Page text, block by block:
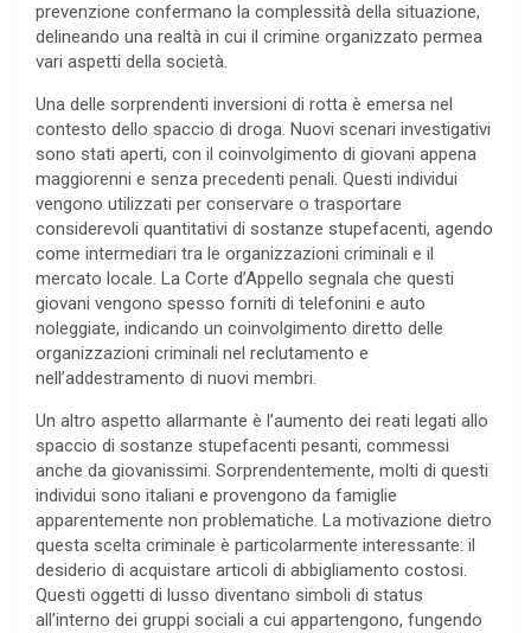
prevenzione confermano la complessità della situazione,
delineando una realtà in cui il crimine organizzato permea
vari aspetti della società.
Una delle sorprendenti inversioni di rotta è emersa nel
contesto dello spaccio di droga. Nuovi scenari investigativi
sono stati aperti, con il coinvolgimento di giovani appena
maggiorenni e senza precedenti penali. Questi individui
vengono utilizzati per conservare o trasportare
considerevoli quantitativi di sostanze stupefacenti, agendo
come intermediari tra le organizzazioni criminali e il
mercato locale. La Corte d’Appello segnala che questi
giovani vengono spesso forniti di telefonini e auto
noleggiate, indicando un coinvolgimento diretto delle
organizzazioni criminali nel reclutamento e
nell’addestramento di nuovi membri.
Un altro aspetto allarmante è l’aumento dei reati legati allo
spaccio di sostanze stupefacenti pesanti, commessi
anche da giovanissimi. Sorprendentemente, molti di questi
individui sono italiani e provengono da famiglie
apparentemente non problematiche. La motivazione dietro
questa scelta criminale è particolarmente interessante: il
desiderio di acquistare articoli di abbigliamento costosi.
Questi oggetti di lusso diventano simboli di status
all’interno dei gruppi sociali a cui appartengono, fungendo